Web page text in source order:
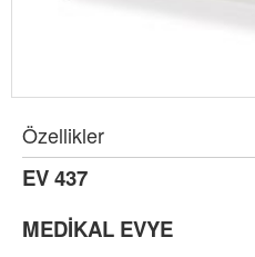
Özellikler
EV 437
MEDİKAL EVYE